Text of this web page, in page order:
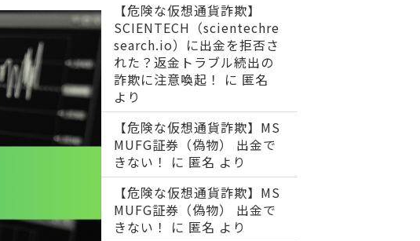
【危険な仮想通貨詐欺】
SCIENTECH（scientechre
search.io）に出金を拒否さ
れた？返金トラブル続出の
詐欺に注意喚起！
に 匿名
より
【危険な仮想通貨詐欺】MS
MUFG証券（偽物） 出金で
きない！
に 匿名 より
【危険な仮想通貨詐欺】MS
MUFG証券（偽物） 出金で
きない！
に 匿名 より